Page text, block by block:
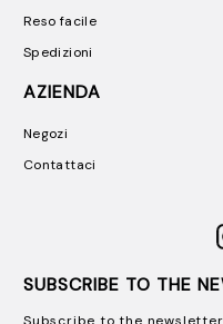
Reso facile
Spedizioni
AZIENDA
Negozi
Contattaci
SUBSCRIBE TO THE
Subscribe to the